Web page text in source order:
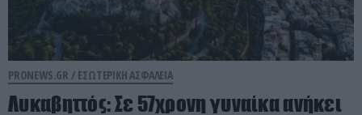
PRONEWS.GR / ΕΣΩΤΕΡΙΚΗ ΑΣΦΑΛΕΙΑ
Λυκαβηττός: Σε 57χρονη γυναίκα ανήκει